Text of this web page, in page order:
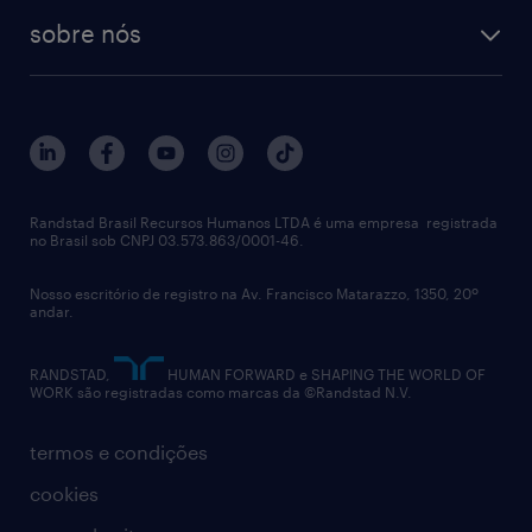
digital
notícias de rh
sobre nós
trabalhe conosco
imprensa
políticas corporativas
relatório anual
termos e condições
cookies
Randstad Brasil Recursos Humanos LTDA é uma empresa registrada
no Brasil sob CNPJ 03.573.863/0001-46.
Nosso escritório de registro na Av. Francisco Matarazzo, 1350, 20º
andar.
RANDSTAD,
HUMAN FORWARD e SHAPING THE WORLD OF
WORK são registradas como marcas da ©Randstad N.V.